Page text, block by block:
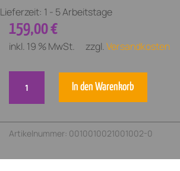
Lieferzeit: 1 - 5 Arbeitstage
159,00 €
inkl. 19 % MwSt. zzgl.Versandkosten
SPINNAX
FREAK
1
(Lifetime
Lizenz)
Menge
In den Warenkorb
Artikelnummer: 0010010021001002-0